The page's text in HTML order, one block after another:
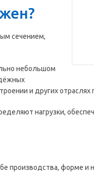
сечением,
небольшом
и других
нагрузки,
производства, форме и